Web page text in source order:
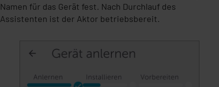
Namen für das Gerät fest. Nach Durchlauf des
Assistenten ist der Aktor betriebsbereit.